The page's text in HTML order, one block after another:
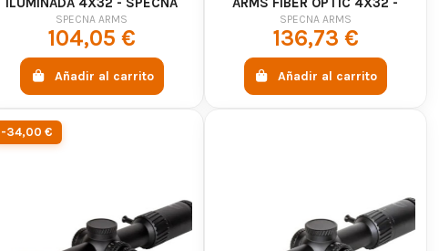
ARMS
SPECNA ARMS
104,05 €
Añadir al carrito
SPECNA ARMS
SPECNA ARMS
136,73 €
Añadir al carrito
-34,00 €